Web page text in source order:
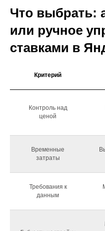
Что выбрать:
или ручное
ставками в
Критерий
Контроль над
ценой
Временные
затраты
Требования к
данным